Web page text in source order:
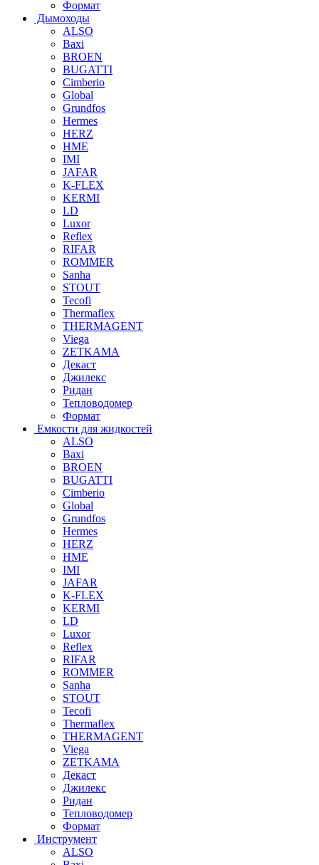
Формат
Дымоходы
ALSO
Baxi
BROEN
BUGATTI
Cimberio
Global
Grundfos
Hermes
HERZ
HME
IMI
JAFAR
K-FLEX
KERMI
LD
Luxor
Reflex
RIFAR
ROMMER
Sanha
STOUT
Tecofi
Thermaflex
THERMAGENT
Viega
ZETKAMA
Декаст
Джилекс
Ридан
Тепловодомер
Формат
Емкости для жидкостей
ALSO
Baxi
BROEN
BUGATTI
Cimberio
Global
Grundfos
Hermes
HERZ
HME
IMI
JAFAR
K-FLEX
KERMI
LD
Luxor
Reflex
RIFAR
ROMMER
Sanha
STOUT
Tecofi
Thermaflex
THERMAGENT
Viega
ZETKAMA
Декаст
Джилекс
Ридан
Тепловодомер
Формат
Инструмент
ALSO